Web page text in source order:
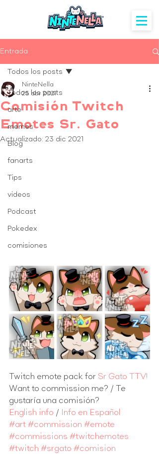
Entrada
Todos los posts
arte
memes
Blog
fanarts
Tips
videos
Podcast
Pokedex
comisiones
Todos los posts
Comisión Twitch
Emotes Sr. Gato
NinteNella
25 abr 2021
Actualizado: 23 dic 2021
Twitch emote pack for Sr Gato TTV!
Want to commission me? / Te
gustaría una comisión?
English info / Info en Español
#art #commission #emote
#commissions #twitchemotes
#twitch #srgato #comision